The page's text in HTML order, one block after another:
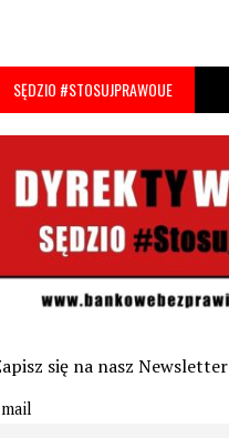
SĘDZIO #STOSUJPRAWOUE
się na nasz Newsletter